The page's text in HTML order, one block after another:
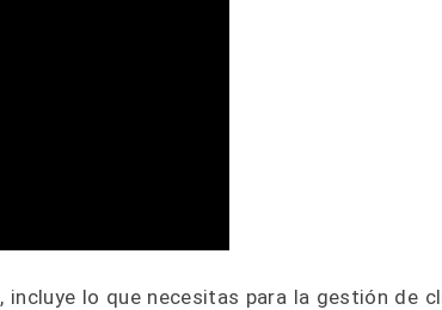
, incluye lo que necesitas para la gestión de